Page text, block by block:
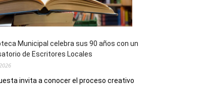
Municipal celebra sus 90 años con un
de Escritores Locales
invita a conocer el proceso creativo